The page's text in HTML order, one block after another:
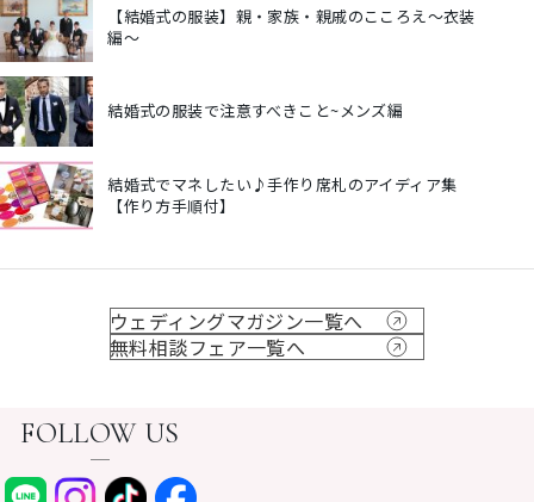
【結婚式の服装】親・家族・親戚のこころえ～衣装
編～
結婚式の服装で注意すべきこと~メンズ編
結婚式でマネしたい♪手作り席札のアイディア集
【作り方手順付】
ウェディングマガジン一覧へ
無料相談フェア一覧へ
FOLLOW US